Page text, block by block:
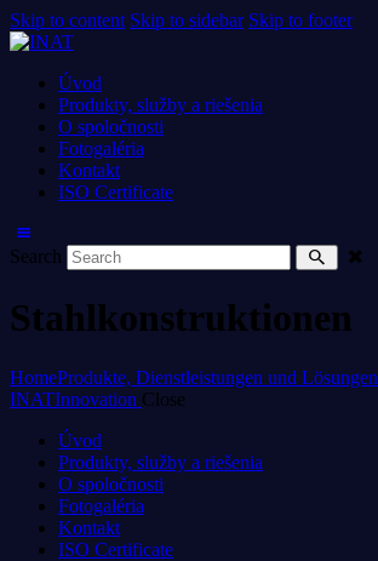
Skip to content Skip to sidebar Skip to footer
Úvod
Produkty, služby a riešenia
O spoločnosti
Fotogaléria
Kontakt
ISO Certificate
Search
Stahlkonstruktionen
HomeProdukte, Dienstleistungen und Lösungen
INATInnovation Close
Úvod
Produkty, služby a riešenia
O spoločnosti
Fotogaléria
Kontakt
ISO Certificate